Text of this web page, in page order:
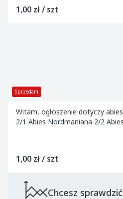
1,00 zł / szt
Sprzedam
Witam, ogłoszenie dotyczy
2/1 Abies Nordmaniana 2/2
1,00 zł / szt
Chcesz